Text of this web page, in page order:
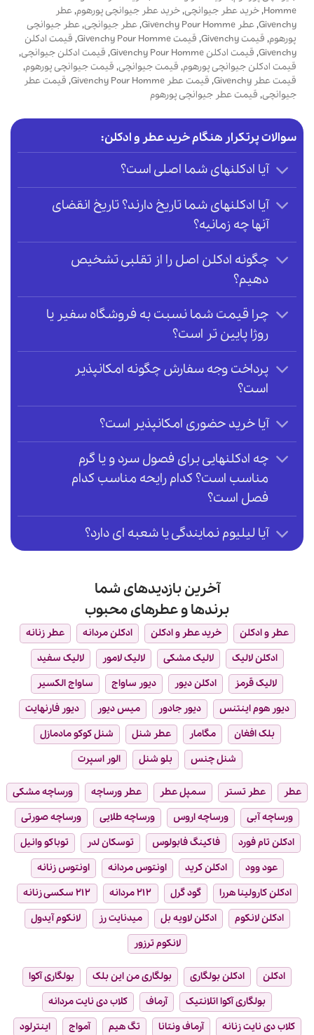
Homme
,خرید عطر جیوانچی,خرید عطر جیوانچی پورهوم,عطر
Givenchy
,عطر Givenchy Pour Homme ,عطر جیوانچی,عطر جیوانچی
پورهوم, قیمت Givenchy , قیمت Givenchy Pour Homme , قیمت ادکلن
Givenchy
, قیمت ادکلن Givenchy Pour Homme , قیمت ادکلن جیوانچی,
قیمت ادکلن جیوانچی پورهوم, قیمت جیوانچی, قیمت جیوانچی پورهوم,
قیمت عطر Givenchy
, قیمت عطر Givenchy Pour Homme , قیمت عطر
جیوانچی, قیمت عطر جیوانچی پورهوم
سوالات پرتکرار هنگام خرید عطر و ادکلن:
آیا ادکلنهای شما اصلی است؟
آیا ادکلنهای شما تاریخ دارند؟ تاریخ انقضای
آنها چه زمانیه؟
چگونه ادکلن اصل را از تقلبی تشخیص
دهیم؟
چرا قیمت شما نسبت به فروشگاه سفیر یا
روژا پایین تر است؟
پرداخت وجه سفارش چگونه امکانپذیر
است؟
آیا خرید حضوری امکانپذیر است؟
چه ادکلنهایی برای فصول سرد و یا گرم
مناسب است؟ کدام رایحه مناسب کدام
فصل است؟
آیا لیلیوم نمایندگی یا شعبه ای دارد؟
آخرین بازدیدهای شما
برندها و عطرهای محبوب
عطر و ادکلن خرید عطر و ادکلن ادکلن مردانه
عطر زنانه
ادکلن لالیک
لالیک مشکی لالیک لامور
لالیک سفید
لالیک قرمز
ادکلن دیور دیور ساواج
ساواج الکسیر
دیور هوم اینتنس
دیور جادور میس دیور
دیور فارنهایت
بلک افغان
مگامار عطر شنل
شنل کوکو مادمازل
شنل چنس
بلو شنل الور اسپرت
عطر عطر تستر سمپل عطر عطر ورساچه
ورساچه مشکی
ورساچه آبی
ورساچه اروس ورساچه طلایی
ورساچه صورتی
ادکلن تام فورد
فاکینگ فابولوس توسکان لدر
توباکو وانیل
عود وود
ادکلن کرید اونتوس مردانه
اونتوس زنانه
ادکلن کارولینا هررا
گود گرل ۲۱۲ مردانه
۲۱۲ سکسی زنانه
ادکلن لانکوم
ادکلن لاویه بل میدنایت رز
لانکوم آیدول
لانکوم ترزور
ادکلن ادکلن بولگاری بولگاری من این بلک
بولگاری آکوا
بولگاری آکوا اتلانتیک
آرماف
کلاب دی نایت مردانه
کلاب دی نایت زنانه
آرماف ونتانا تگ هیم آمواج
اینترلود